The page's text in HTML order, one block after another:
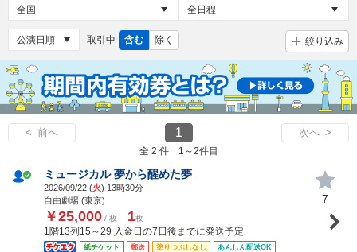
取引中 含む 除く 絞り込み
< 前へ 1 次へ >
全 2 件 1～2件目
ミュージカル 夢から醒めた夢
2026/09/22 (火) 13時30分
自由劇場 (東京)
￥25,000 / 枚 1枚
1階13列15～29 入金日の7日後までに発送予定
紙チケット 郵送 塗りつぶしなし
あんしん配送OK
7